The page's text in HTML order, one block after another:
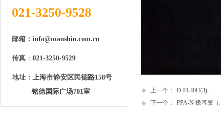
上一个：
D-EL40H(3)......
下一个：
PPA-N 极耳胶（
021-3250-9528
邮箱： info@manshin.com.cn
传真 ： 021-3250-9529
地址： 上海市静安区民德路158号
铭德国际广场701室